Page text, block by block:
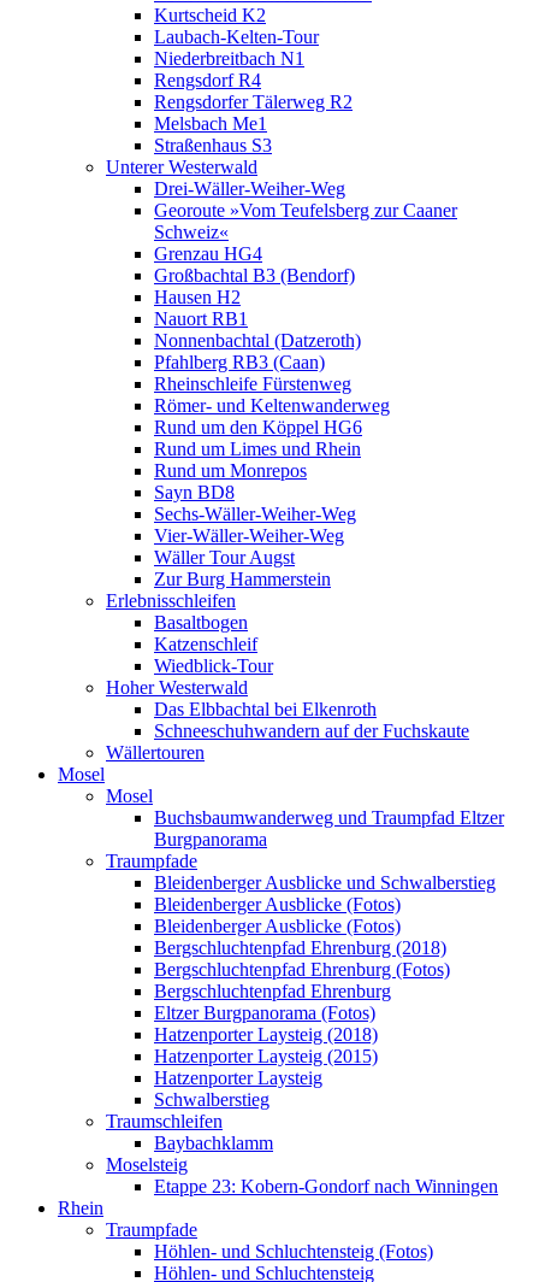
Kurtscheid K2
Laubach-Kelten-Tour
Niederbreitbach N1
Rengsdorf R4
Rengsdorfer Tälerweg R2
Melsbach Me1
Straßenhaus S3
Unterer Westerwald
Drei-Wäller-Weiher-Weg
Georoute »Vom Teufelsberg zur Caaner
Schweiz«
Grenzau HG4
Großbachtal B3 (Bendorf)
Hausen H2
Nauort RB1
Nonnenbachtal (Datzeroth)
Pfahlberg RB3 (Caan)
Rheinschleife Fürstenweg
Römer- und Keltenwanderweg
Rund um den Köppel HG6
Rund um Limes und Rhein
Rund um Monrepos
Sayn BD8
Sechs-Wäller-Weiher-Weg
Vier-Wäller-Weiher-Weg
Wäller Tour Augst
Zur Burg Hammerstein
Erlebnisschleifen
Basaltbogen
Katzenschleif
Wiedblick-Tour
Hoher Westerwald
Das Elbbachtal bei Elkenroth
Schneeschuhwandern auf der Fuchskaute
Wällertouren
Mosel
Mosel
Buchsbaumwanderweg und Traumpfad Eltzer
Burgpanorama
Traumpfade
Bleidenberger Ausblicke und Schwalberstieg
Bleidenberger Ausblicke (Fotos)
Bleidenberger Ausblicke (Fotos)
Bergschluchtenpfad Ehrenburg (2018)
Bergschluchtenpfad Ehrenburg (Fotos)
Bergschluchtenpfad Ehrenburg
Eltzer Burgpanorama (Fotos)
Hatzenporter Laysteig (2018)
Hatzenporter Laysteig (2015)
Hatzenporter Laysteig
Schwalberstieg
Traumschleifen
Baybachklamm
Moselsteig
Etappe 23: Kobern-Gondorf nach Winningen
Rhein
Traumpfade
Höhlen- und Schluchtensteig (Fotos)
Höhlen- und Schluchtensteig